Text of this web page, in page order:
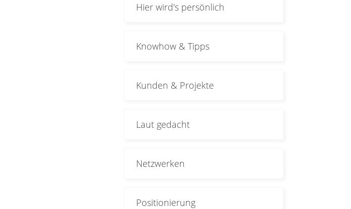
Hier wird's persönlich
Knowhow & Tipps
Kunden & Projekte
Laut gedacht
Netzwerken
Positionierung